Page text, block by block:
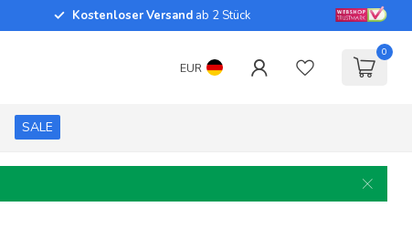
Kostenloser Versand ab 2 Stück
EUR
0
SALE